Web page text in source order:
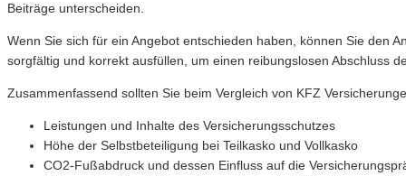
Beiträge unterscheiden.
Wenn Sie sich für ein Angebot entschieden haben, können Sie den
sorgfältig und korrekt ausfüllen, um einen reibungslosen Abschluss
Zusammenfassend sollten Sie beim Vergleich von KFZ
Leistungen und Inhalte des Versicherungsschutzes
Höhe der Selbstbeteiligung bei Teilkasko und Vollkasko
CO2-Fußabdruck und dessen Einfluss auf die